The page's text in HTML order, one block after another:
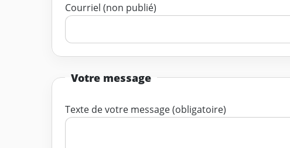
Courriel (non publié)
Votre message
Texte de votre message (obligatoire)